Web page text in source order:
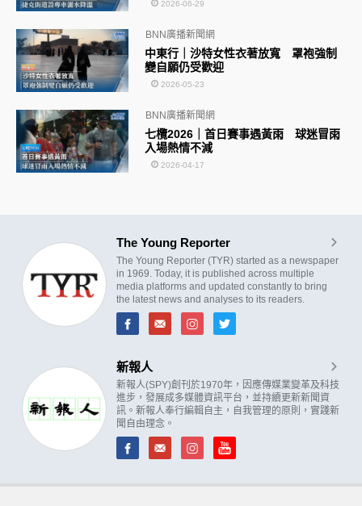
2026-06-29
中東行｜沙特女性衣著放寬 罩袍強制
變自願仍受歡迎
BNN廣播新聞網
2026-05-23
七欖2026｜首日賽事遇黃雨 球迷冒雨
入場熱情不減
BNN廣播新聞網
2026-04-17
The Young Reporter
The Young Reporter (TYR) started as a newspaper
in 1969. Today, it is published across multiple
media platforms and updated constantly to bring
the latest news and analyses to its readers.
新報人
新報人(SPY)創刊於1970年，因應傳媒業變革及科技
進步，發展成多媒體資訊平台，並持續更新新聞資
訊。新報人奉行編輯自主，自我管理的原則，實踐新
聞自由理念。